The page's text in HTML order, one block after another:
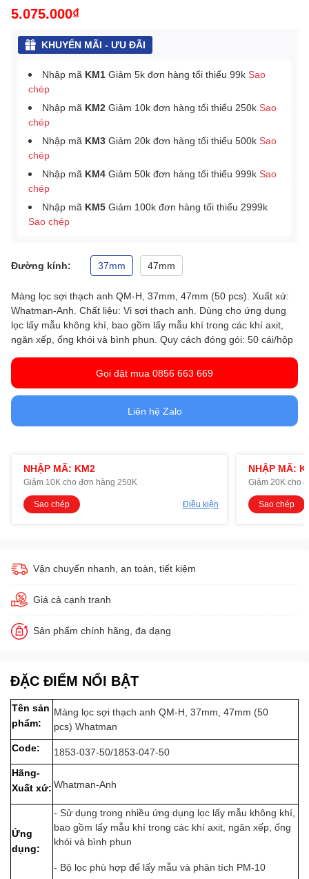
5.075.000₫
KHUYẾN MÃI - ƯU ĐÃI
Nhập mã KM1 Giảm 5k đơn hàng tối thiểu 99k Sao
chép
Nhập mã KM2 Giảm 10k đơn hàng tối thiểu 250k Sao
chép
Nhập mã KM3 Giảm 20k đơn hàng tối thiểu 500k Sao
chép
Nhập mã KM4 Giảm 50k đơn hàng tối thiểu 999k Sao
chép
Nhập mã KM5 Giảm 100k đơn hàng tối thiểu 2999k
Sao chép
Đường kính: 37mm 47mm
Màng lọc sợi thạch anh QM-H, 37mm, 47mm (50 pcs). Xuất xứ:
Whatman-Anh. Chất liệu: Vi sợi thạch anh. Dùng cho ứng dụng
lọc lấy mẫu không khí, bao gồm lấy mẫu khí trong các khí axit,
ngăn xếp, ống khói và bình phun. Quy cách đóng gói: 50 cái/hộp
Gọi đặt mua 0856 663 669
Liên hệ Zalo
NHẬP MÃ: KM2
Giảm 10K cho đơn hàng 250K
Sao chép Điều kiện
NHẬP MÃ:
Giảm 20K cho
Sao chép
Vận chuyển nhanh, an toàn, tiết kiệm
Giá cả cạnh tranh
Sản phẩm chính hãng, đa dạng
ĐẶC ĐIỂM NỔI BẬT
Tên sản
phẩm:
Màng lọc sợi thạch anh QM-H, 37mm, 47mm (50
pcs) Whatman
Code: 1853-037-50/1853-047-50
Hãng-
Xuất xứ: Whatman-Anh
Ứng
dụng:
- Sử dụng trong nhiều ứng dụng lọc lấy mẫu không khí,
bao gồm lấy mẫu khí trong các khí axit, ngăn xếp, ống
khói và bình phun
- Bộ lọc phù hợp để lấy mẫu và phân tích PM-10